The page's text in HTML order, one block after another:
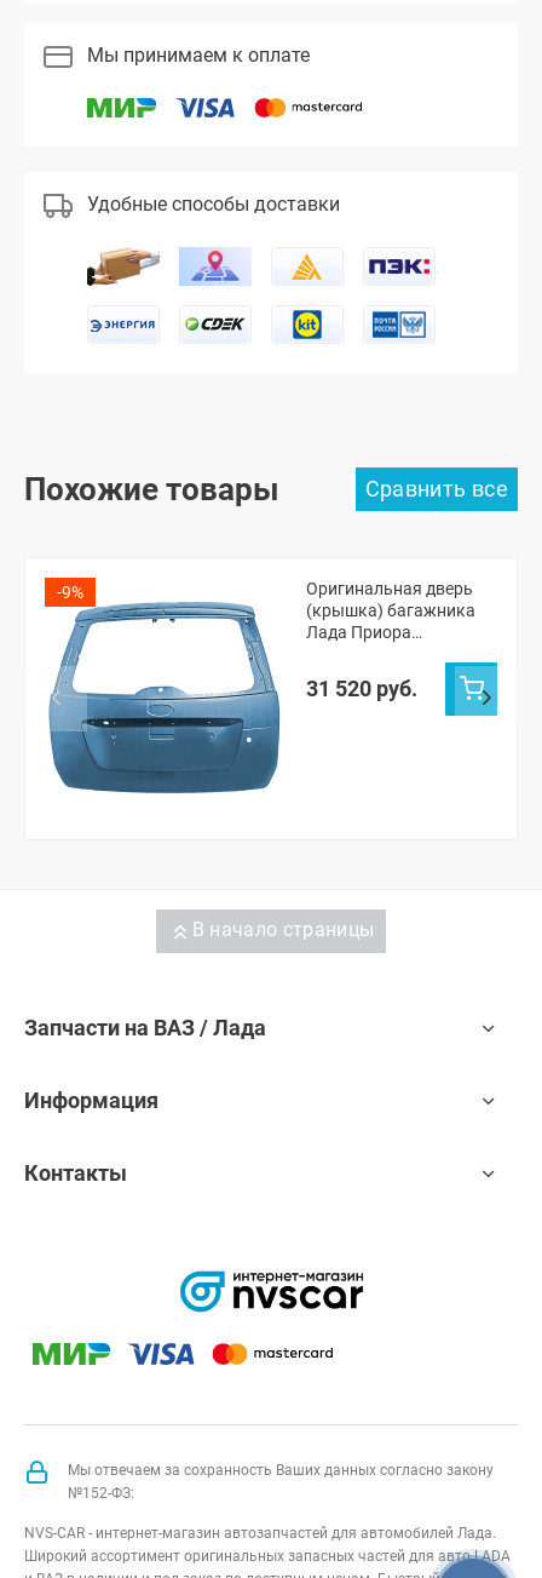
Мы принимаем к оплате
Удобные способы доставки
Похожие товары
-9%
Оригинальная дверь
(крышка) багажника
Лада Приора
(Одиссей 497)
31 520 руб.
В начало страницы
Запчасти на ВАЗ / Лада
Информация
Контакты
Мы отвечаем за сохранность Ваших данных согласно закону
№152-ФЗ:
NVS-CAR - интернет-магазин автозапчастей для автомобилей Лада.
Широкий ассортимент оригинальных запасных частей для авто LADA